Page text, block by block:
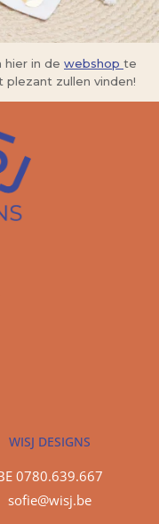
hier in de webshop te
plezant zullen vinden!
WISJ DESIGNS
0780.639.667
sofie@wisj.be